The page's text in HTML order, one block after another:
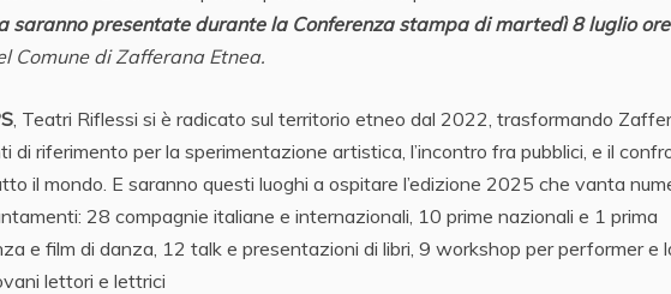
saranno presentate durante la Conferenza stampa di martedì 8 luglio ore
Comune di Zafferana Etnea.
, Teatri Riflessi si è radicato sul territorio etneo dal 2022, trasformando
di riferimento per la sperimentazione artistica, l’incontro fra pubblici, e il
il mondo. E saranno questi luoghi a ospitare l’edizione 2025 che vanta
28 compagnie italiane e internazionali, 10 prime nazionali e 1 prima
e film di danza, 12 talk e presentazioni di libri, 9 workshop per performer e
lettori e lettrici